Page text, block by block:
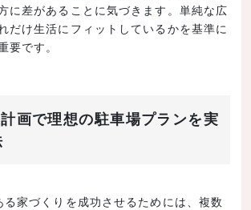
に差があることに気づきます。単純な広
だけ生活にフィットしているかを基準に
要です。
画で理想の駐車場プランを実
家づくりを成功させるためには、複数